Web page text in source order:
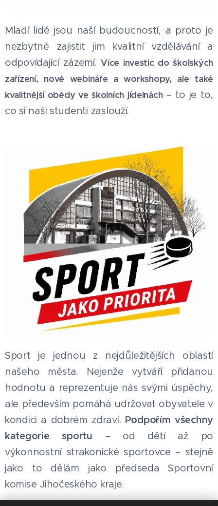
Mladí lidé jsou naší budoucností, a proto je
nezbytné zajistit jim kvalitní vzdělávání a
odpovídající zázemí.Více investic do školských
zařízení, nové webináře a workshopy, ale také
kvalitnější obědy ve školních jídelnách– to je to,
co si naši studenti zaslouží.
Sport je jednou z nejdůležitějších oblastí
našeho města. Nejenže vytváří přidanou
hodnotu a reprezentuje nás svými úspěchy,
ale především pomáhá udržovat obyvatele v
kondici a dobrém zdraví. Podpořím všechny
kategorie sportu – od dětí až po
výkonnostní strakonické sportovce – stejně
jako to dělám jako předseda Sportovní
komise Jihočeského kraje.